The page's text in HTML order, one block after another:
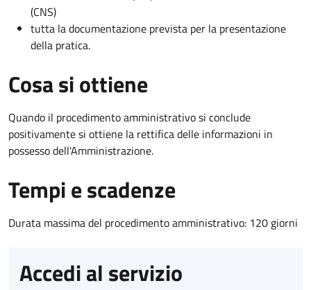
(CNS)
tutta la documentazione prevista per la presentazione
della pratica.
Cosa si ottiene
Quando il procedimento amministrativo si conclude
positivamente si ottiene la rettifica delle informazioni in
possesso dell'Amministrazione.
Tempi e scadenze
Durata massima del procedimento amministrativo: 120 giorni
Accedi al servizio